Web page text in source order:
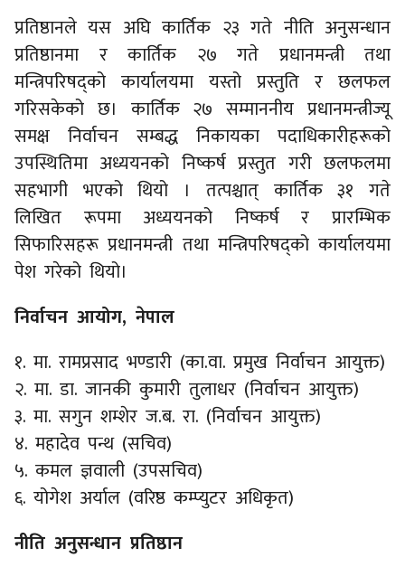
प्रतिष्ठानले यस अघि कार्तिक २३ गते नीति अनुसन्धान
प्रतिष्ठानमा र कार्तिक २७ गते प्रधानमन्त्री तथा
मन्त्रिपरिषद्को कार्यालयमा यस्तो प्रस्तुति र छलफल
गरिसकेको छ। कार्तिक २७ सम्माननीय प्रधानमन्त्रीज्यू
समक्ष निर्वाचन सम्बद्ध निकायका पदाधिकारीहरूको
उपस्थितिमा अध्ययनको निष्कर्ष प्रस्तुत गरी छलफलमा
सहभागी भएको थियो । तत्पश्चात् कार्तिक ३१ गते
लिखित रूपमा अध्ययनको निष्कर्ष र प्रारम्भिक
सिफारिसहरू प्रधानमन्त्री तथा मन्त्रिपरिषद्को कार्यालयमा
पेश गरेको थियो।
निर्वाचन आयोग, नेपाल
१. मा. रामप्रसाद भण्डारी (का.वा. प्रमुख निर्वाचन आयुक्त)
२. मा. डा. जानकी कुमारी तुलाधर (निर्वाचन आयुक्त)
३. मा. सगुन शम्शेर ज.ब. रा. (निर्वाचन आयुक्त)
४. महादेव पन्थ (सचिव)
५. कमल ज्ञवाली (उपसचिव)
६. योगेश अर्याल (वरिष्ठ कम्प्युटर अधिकृत)
नीति अनुसन्धान प्रतिष्ठान